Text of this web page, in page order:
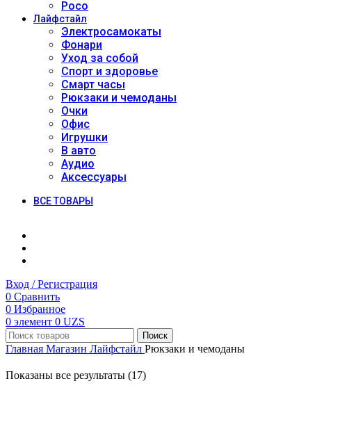
Poco
Лайфстайл
Электросамокаты
Фонари
Уход за собой
Спорт и здоровье
Смарт часы
Рюкзаки и чемоданы
Очки
Офис
Игрушки
В авто
Аудио
Аксессуары
ВСЕ ТОВАРЫ
Вход / Регистрация
0 Сравнить
0 Избранное
0 элемент 0 UZS
Поиск
Главная Магазин Лайфстайл Рюкзаки и чемоданы
Показаны все результаты (17)